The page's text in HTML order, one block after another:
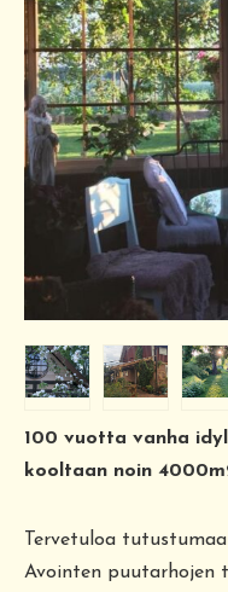
100 vuotta vanha
kooltaan noin
Tervetuloa
Avointen puutarhojen